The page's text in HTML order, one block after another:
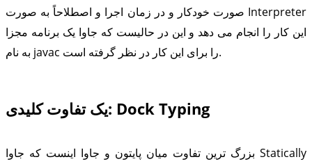
صورت خودکار و در زمان اجرا و اصطلاحاً به صورت Interpreter
این کار را انجام می دهد و این در حالیست که جاوا یک برنامه مجزا
به نام javac را برای این کار در نظر گرفته است.
یک تفاوت کلیدی: Dock Typing
بزرگ ترین تفاوت میان پایتون و جاوا اینست که جاوا Statically